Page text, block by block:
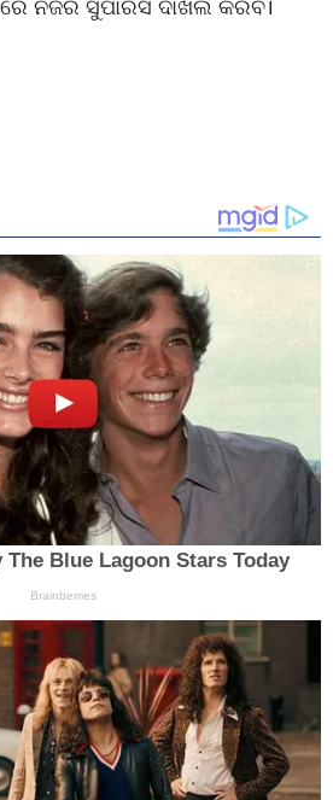
ନିଜର ସୁପାରିସ ଦାଖଲ କରିବ।